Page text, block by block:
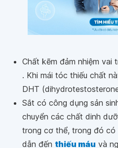
Chất kẽm đảm nhiệm vai
. Khi mái tóc thiếu chất
DHT
Sắt có công dụng sản
chuyển các chất dinh
trong cơ thể, trong đó có
dẫn đến thiếu máu và